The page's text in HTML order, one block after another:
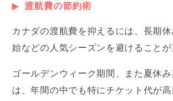
渡航費の節約術
カナダの渡航費を抑えるには、長期
始などの人気シーズンを避けることが
ゴールデンウィーク期間、また夏休
は、年間の中でも特にチケット代が